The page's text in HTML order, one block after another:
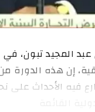
عبد المجيد
إن هذه
فيه الأحداث على